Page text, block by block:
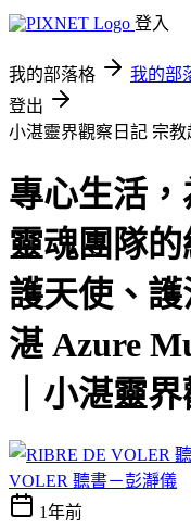
登入
我的部落格 我的部
登出
小湛靈界觀察日記 宗教
專心生活，
靈魂團隊
護天使、
湛 Azure
｜小湛靈
VOLER 聽書－彭瀞儀
1年前